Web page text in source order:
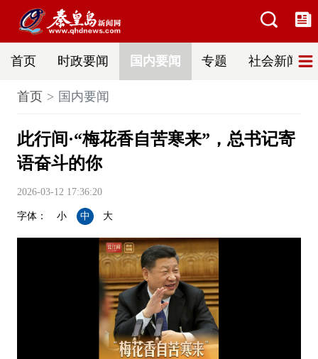
首页 时政要闻 国内要闻 专题 社会新闻
首页 国内要闻
此行间·“梅花香自苦寒来”，总书记寄
语奋斗的你
2026-03-12 17:36:20
字体： 小 中 大